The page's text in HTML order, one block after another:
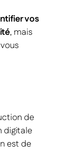
vos
, mais
de
digitale
est de